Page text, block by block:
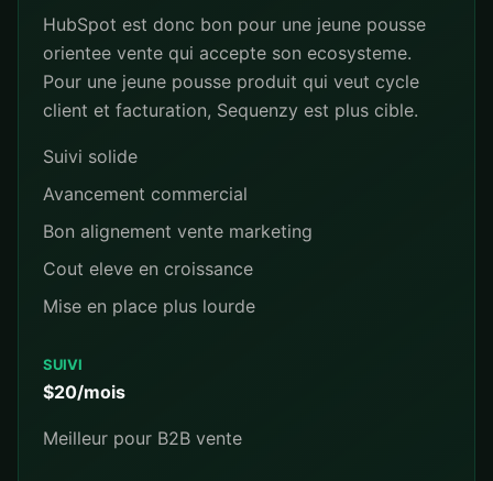
HubSpot est donc bon pour une jeune pousse
orientee vente qui accepte son ecosysteme.
Pour une jeune pousse produit qui veut cycle
client et facturation, Sequenzy est plus cible.
Suivi solide
Avancement commercial
Bon alignement vente marketing
Cout eleve en croissance
Mise en place plus lourde
SUIVI
$20/mois
Meilleur pour B2B vente